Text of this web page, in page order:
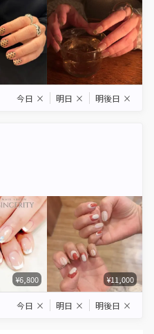
今日 × 明日 × 明後日 ×
¥6,800 ¥11,000
今日 × 明日 × 明後日 ×